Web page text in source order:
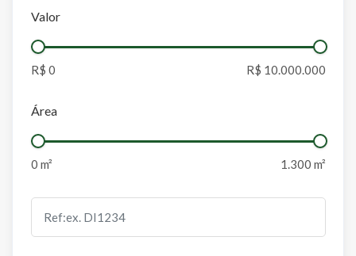
Valor
Área